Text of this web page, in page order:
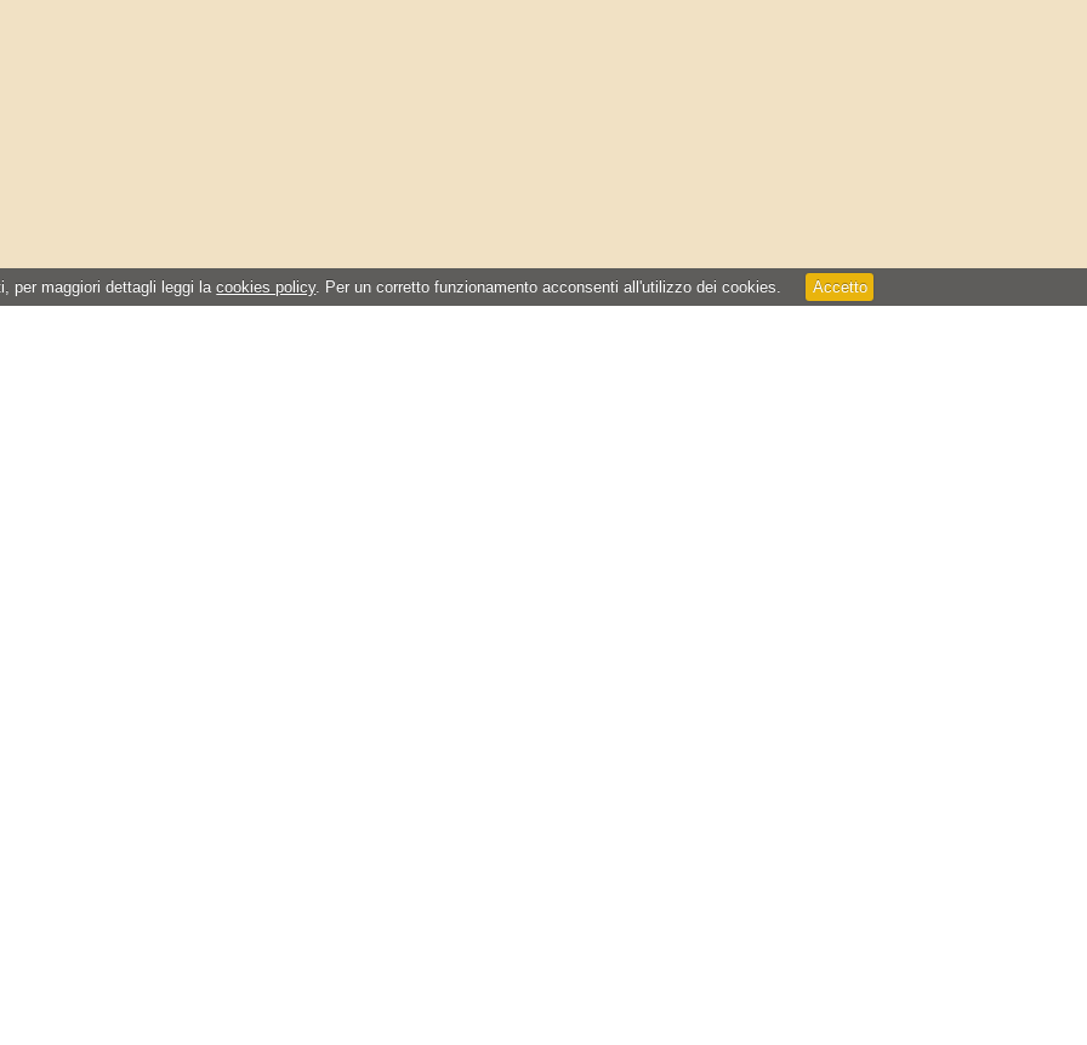
per maggiori dettagli leggi lacookies policy. Per un corretto funzionamento acconsenti all'utilizzo dei cookies. Accetto